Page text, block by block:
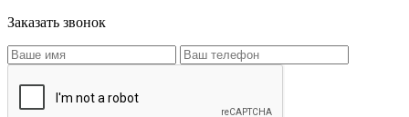
Заказать звонок